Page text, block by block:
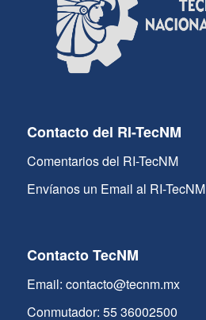
Contacto del RI-TecNM
Comentarios del RI-TecNM
Envíanos un Email al RI-TecNM
Contacto TecNM
Email: contacto@tecnm.mx
Conmutador: 55 36002500